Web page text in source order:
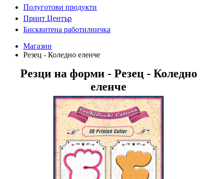
Полуготови продукти
Принт Център
Бисквитена работилничка
Магазин
Резец - Коледно еленче
Резци на форми - Резец - Коледно
еленче